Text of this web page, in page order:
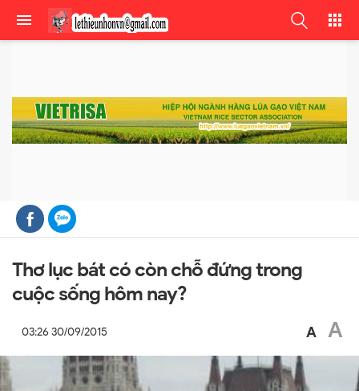
Thơ lục bát có còn chỗ đứng trong
cuộc sống hôm nay?
03:26 30/09/2015 A A